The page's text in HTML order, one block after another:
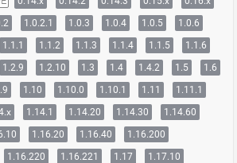
1.0.2.1 1.0.3 1.0.4 1.0.5
1.0.6
1.1.1 1.1.2 1.1.3 1.1.4 1.1.5
1.1.6
1.2.9 1.2.10 1.3 1.4 1.4.2 1.5
1.6
1.10 1.10.0 1.10.1 1.11
1.11.1
1.14.1 1.14.20 1.14.30
1.14.60
1.16.20 1.16.40
1.16.200
1.16.220 1.16.221 1.17
1.17.10